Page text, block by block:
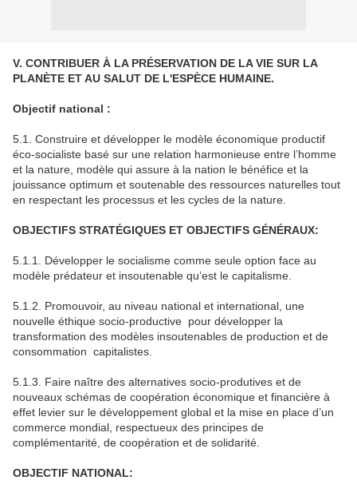
V. CONTRIBUER À LA PRÉSERVATION DE LA VIE SUR LA
PLANÈTE ET AU SALUT DE L'ESPÈCE HUMAINE.
Objectif national :
5.1. Construire et développer le modèle économique productif
éco-socialiste basé sur une relation harmonieuse entre l’homme
et la nature, modèle qui assure à la nation le bénéfice et la
jouissance optimum et soutenable des ressources naturelles tout
en respectant les processus et les cycles de la nature.
OBJECTIFS STRATÉGIQUES ET OBJECTIFS GÉNÉRAUX:
5.1.1. Développer le socialisme comme seule option face au
modèle prédateur et insoutenable qu’est le capitalisme.
5.1.2. Promouvoir, au niveau national et international, une
nouvelle éthique socio-productive pour développer la
transformation des modèles insoutenables de production et de
consommation capitalistes.
5.1.3. Faire naître des alternatives socio-produtives et de
nouveaux schémas de coopération économique et financière à
effet levier sur le développement global et la mise en place d’un
commerce mondial, respectueux des principes de
complémentarité, de coopération et de solidarité.
OBJECTIF NATIONAL: